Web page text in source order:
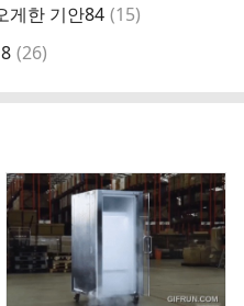
게한 기안84 댓
(15)
댓
(26)